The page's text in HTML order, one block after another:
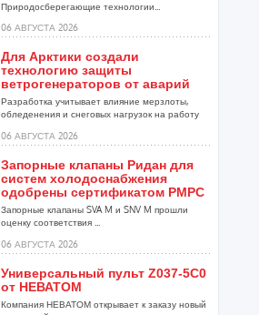
Природосберегающие технологии...
06 АВГУСТА 2026
Для Арктики создали
технологию защиты
ветрогенераторов от аварий
Разработка учитывает влияние мерзлоты,
обледенения и снеговых нагрузок на работу
06 АВГУСТА 2026
Запорные клапаны Ридан для
систем холодоснабжения
одобрены сертификатом РМРС
Запорные клапаны SVA M и SNV M прошли
оценку соответствия ...
06 АВГУСТА 2026
Универсальный пульт Z037-5C0
от НЕВАТОМ
Компания НЕВАТОМ открывает к заказу новый